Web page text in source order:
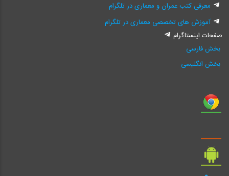
معرفی کتب عمران و معماری در تلگرام
آموزش های تخصصی معماری در تلگرام
صفحات اینستاگرام
بخش فارسی
بخش انگلیسی